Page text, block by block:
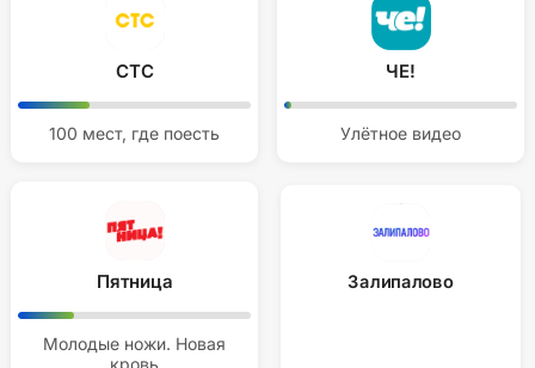
СТС
100 мест, где поесть
ЧЕ!
Улётное видео
Пятница
Молодые ножи. Новая
кровь
Залипалово